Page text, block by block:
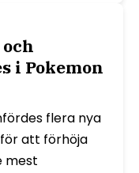
i Pokemon
flera nya
att förhöja
mest